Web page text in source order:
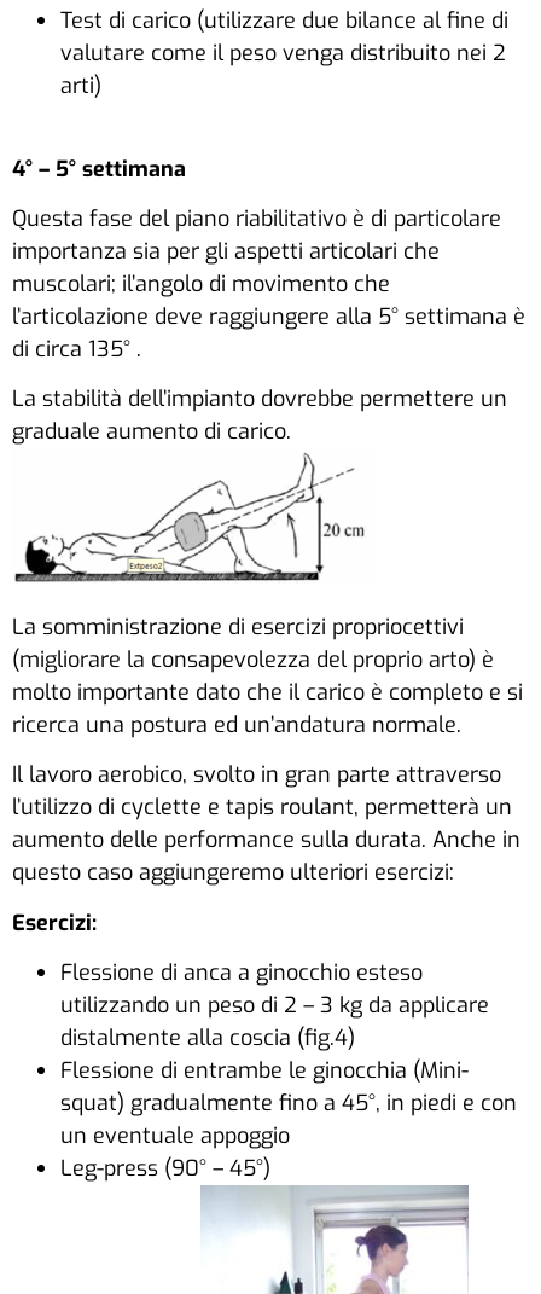
Test di carico (utilizzare due bilance al fine di
valutare come il peso venga distribuito nei 2
arti)
4° – 5° settimana
Questa fase del piano riabilitativo è di particolare
importanza sia per gli aspetti articolari che
muscolari; il’angolo di movimento che
l’articolazione deve raggiungere alla 5° settimana è
di circa 135° .
La stabilità dell’impianto dovrebbe permettere un
graduale aumento di carico.
La somministrazione di esercizi propriocettivi
(migliorare la consapevolezza del proprio arto) è
molto importante dato che il carico è completo e si
ricerca una postura ed un’andatura normale.
Il lavoro aerobico, svolto in gran parte attraverso
l’utilizzo di cyclette e tapis roulant, permetterà un
aumento delle performance sulla durata. Anche in
questo caso aggiungeremo ulteriori esercizi:
Esercizi:
Flessione di anca a ginocchio esteso
utilizzando un peso di 2 – 3 kg da applicare
distalmente alla coscia (fig.4)
Flessione di entrambe le ginocchia (Mini-
squat) gradualmente fino a 45°, in piedi e con
un eventuale appoggio
Leg-press (90° – 45°)